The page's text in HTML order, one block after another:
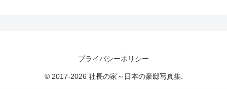
プライバシーポリシー
© 2017-2026 社長の家～日本の豪邸写真集.